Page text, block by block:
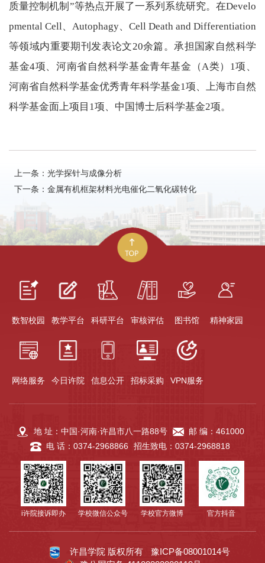
质量控制机制”等热点开展了一系列系统研究。在Develo
pmental Cell、Autophagy、Cell Death and Differentiation
等领域内重要期刊发表论文20余篇。承担国家自然科学
基金4项、河南省自然科学基金青年基金（A类）1项、
河南省自然科学基金优秀青年科学基金1项、上海市自然
科学基金面上项目1项、中国博士后科学基金2项。
上一条：光学探针与成像分析
下一条：金属有机框架材料光电催化二氧化碳转化
数智校园 教学平台 科研平台 审核评估 图书馆 精神家园
网络服务 今日许院 信息公开 招标采购 VPN服务
地 址：中国·河南·许昌市八一路88号
邮 编：461000
电 话：0374-2968866 招生致电：0374-2968818
i许院接诉即办 学校微信公众号 学校官方微博 官方抖音
许昌学院 版权所有
豫ICP备08001014号